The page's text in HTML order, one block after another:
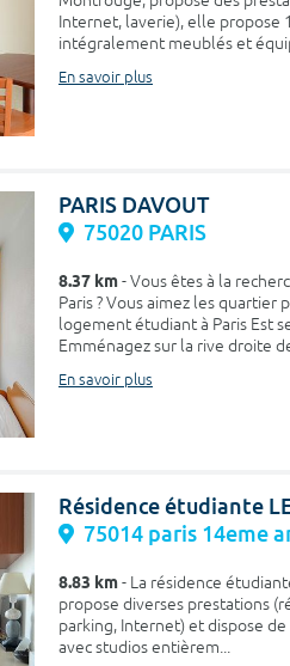
Internet, laverie), elle propose
intégralement meublés et
En savoir plus
PARIS DAVOUT
75020 PARIS
8.37 km- Vous êtes à la
Paris ? Vous aimez les quartier
logement étudiant à Paris Est
Emménagez sur la rive droite
En savoir plus
Résidence étudiante
75014 paris 14eme
8.83 km- La résidence
propose diverses prestations
parking, Internet) et dispose
avec studios entièrem...